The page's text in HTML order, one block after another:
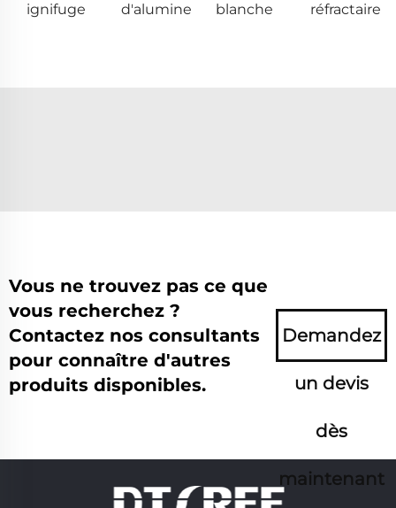
ignifuge
d'alumine
blanche
réfractaire
Vous ne trouvez pas ce que
vous recherchez ?
Contactez nos consultants
pour connaître d'autres
produits disponibles.
Demandez
un devis
dès
maintenant